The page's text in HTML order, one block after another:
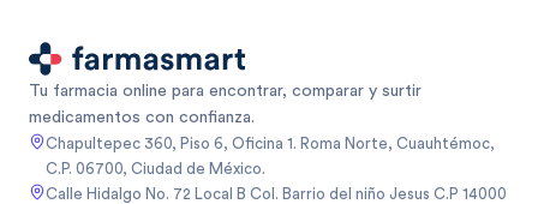
Tu farmacia online para encontrar, comparar y surtir
medicamentos con confianza.
Chapultepec 360, Piso 6, Oficina 1. Roma Norte, Cuauhtémoc,
C.P. 06700, Ciudad de México.
Calle Hidalgo No. 72 Local B Col. Barrio del niño Jesus C.P 14000